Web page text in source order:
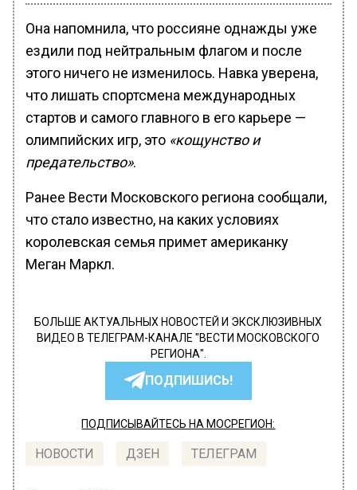
Она напомнила, что россияне однажды уже
ездили под нейтральным флагом и после
этого ничего не изменилось. Навка уверена,
что лишать спортсмена международных
стартов и самого главного в его карьере —
олимпийских игр, это «кощунство и
предательство».
Ранее Вести Московского региона сообщали,
что стало известно, на каких условиях
королевская семья примет американку
Меган Маркл.
БОЛЬШЕ АКТУАЛЬНЫХ НОВОСТЕЙ И ЭКСКЛЮЗИВНЫХ
ВИДЕО В ТЕЛЕГРАМ-КАНАЛЕ "ВЕСТИ МОСКОВСКОГО
РЕГИОНА".
ПОДПИШИСЬ!
ПОДПИСЫВАЙТЕСЬ НА МОСРЕГИОН:
НОВОСТИ ДЗЕН ТЕЛЕГРАМ